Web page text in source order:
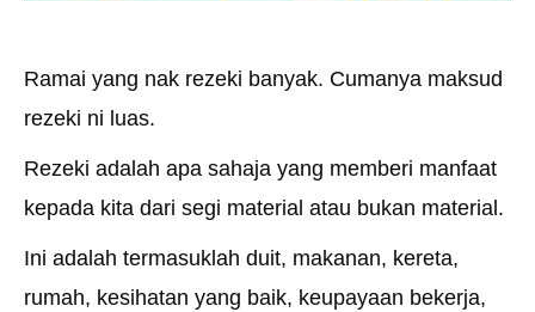
Ramai yang nak rezeki banyak. Cumanya maksud
rezeki ni luas.
Rezeki adalah apa sahaja yang memberi manfaat
kepada kita dari segi material atau bukan material.
Ini adalah termasuklah duit, makanan, kereta,
rumah, kesihatan yang baik, keupayaan bekerja,